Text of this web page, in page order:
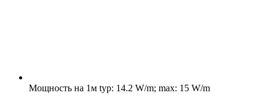
Мощность на 1м typ: 14.2 W/m; max: 15 W/m